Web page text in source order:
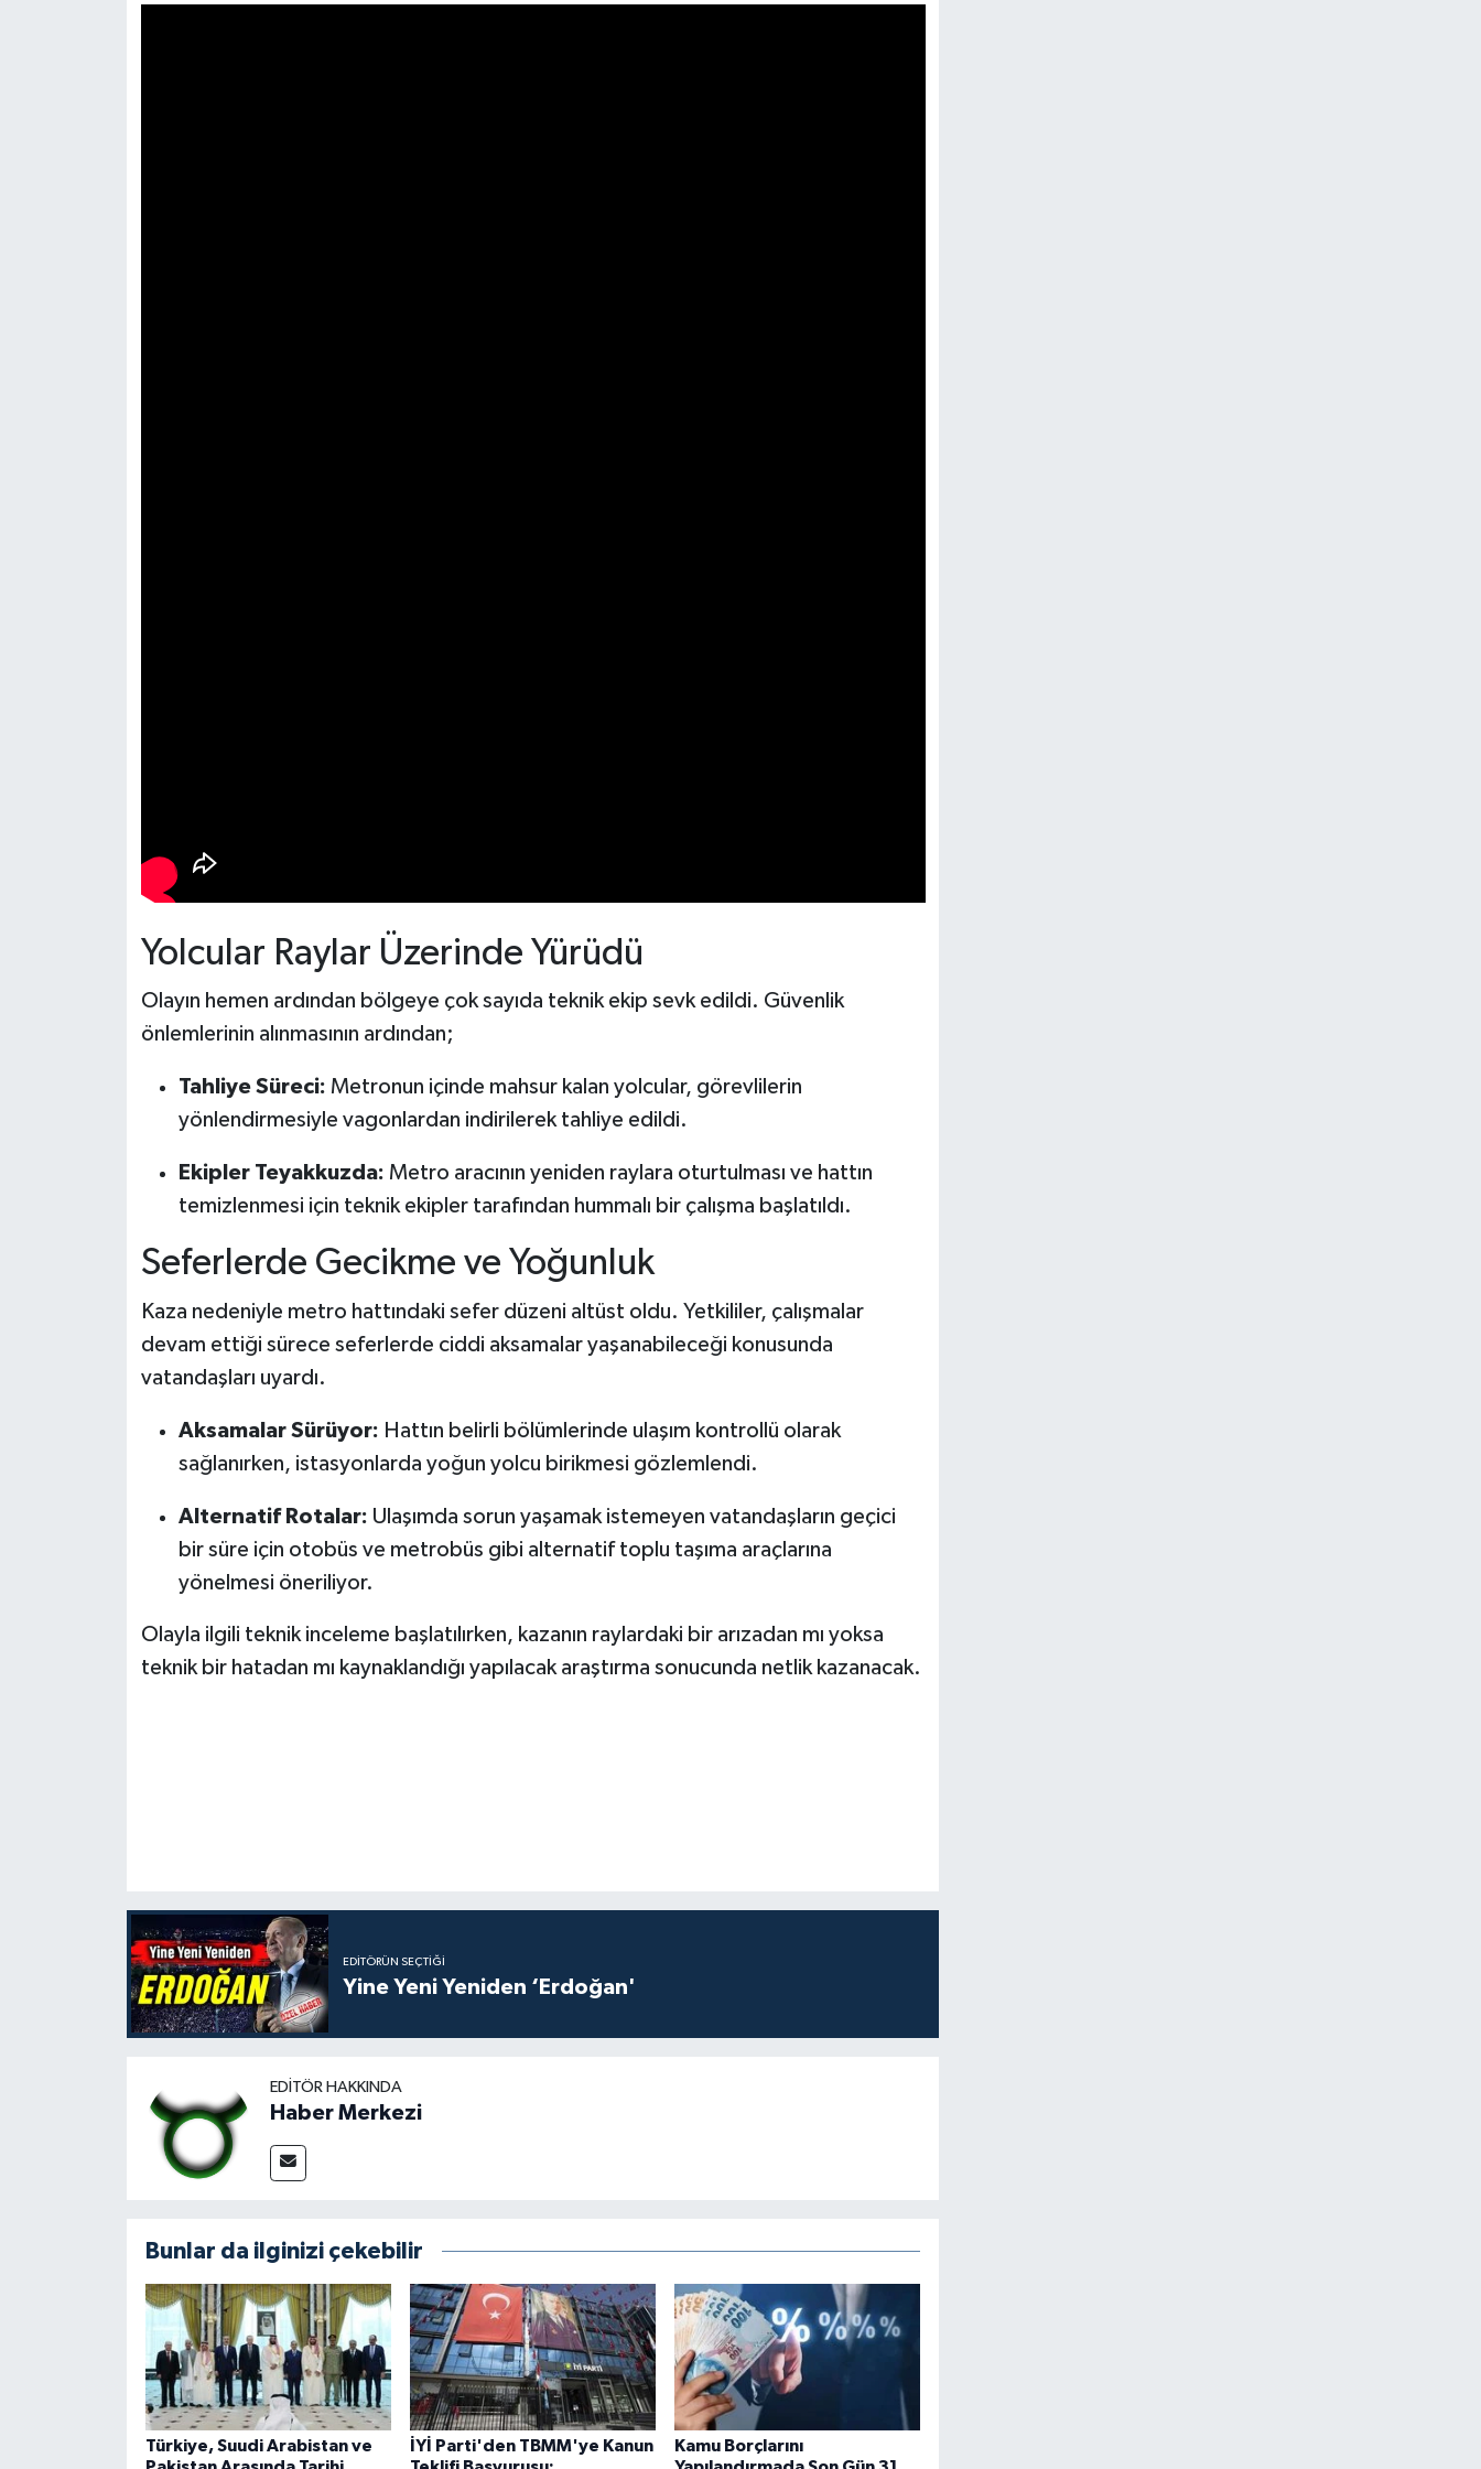
Yolcular Raylar Üzerinde Yürüdü
Olayın hemen ardından bölgeye çok sayıda teknik ekip sevk edildi. Güvenlik
önlemlerinin alınmasının ardından;
Tahliye Süreci: Metronun içinde mahsur kalan yolcular, görevlilerin
yönlendirmesiyle vagonlardan indirilerek tahliye edildi.
Ekipler Teyakkuzda: Metro aracının yeniden raylara oturtulması ve hattın
temizlenmesi için teknik ekipler tarafından hummalı bir çalışma başlatıldı.
Seferlerde Gecikme ve Yoğunluk
Kaza nedeniyle metro hattındaki sefer düzeni altüst oldu. Yetkililer, çalışmalar
devam ettiği sürece seferlerde ciddi aksamalar yaşanabileceği konusunda
vatandaşları uyardı.
Aksamalar Sürüyor: Hattın belirli bölümlerinde ulaşım kontrollü olarak
sağlanırken, istasyonlarda yoğun yolcu birikmesi gözlemlendi.
Alternatif Rotalar: Ulaşımda sorun yaşamak istemeyen vatandaşların geçici
bir süre için otobüs ve metrobüs gibi alternatif toplu taşıma araçlarına
yönelmesi öneriliyor.
Olayla ilgili teknik inceleme başlatılırken, kazanın raylardaki bir arızadan mı yoksa
teknik bir hatadan mı kaynaklandığı yapılacak araştırma sonucunda netlik kazanacak.
EDITÖRÜN SEÇTIĞI
Yine Yeni Yeniden ‘Erdoğan'
EDITÖR HAKKINDA
Haber Merkezi
Bunlar da ilginizi çekebilir
Türkiye, Suudi Arabistan ve
İYİ Parti'den TBMM'ye Kanun
Kamu Borçlarını